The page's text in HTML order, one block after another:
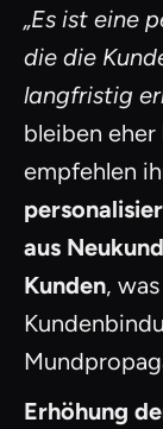
„Es ist eine
die die
langfristig
bleiben
empfehlen
aus
Kunden,
Erhöhung